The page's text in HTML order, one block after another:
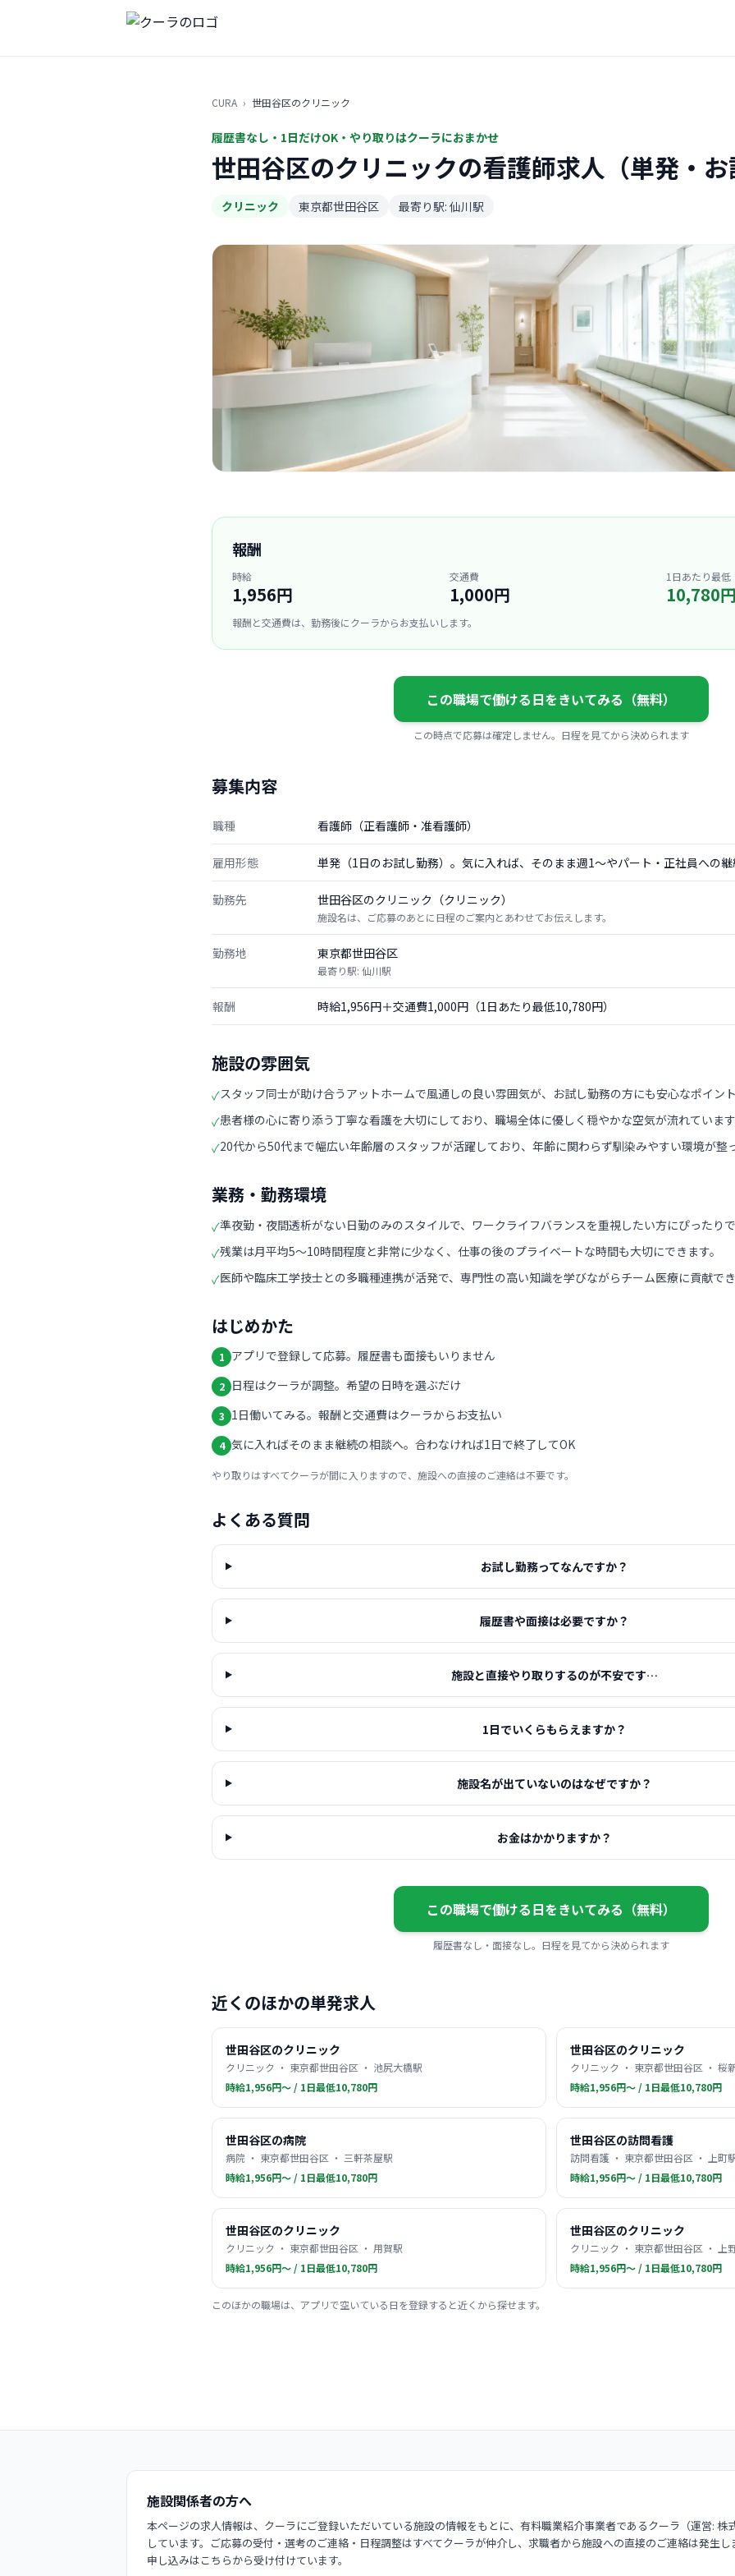
CURA › 世田谷区のクリニック
履歴書なし・1日だけOK・やり取りはクーラにおまかせ
世田谷区のクリニックの看護師求人（単発・お
クリニック 東京都世田谷区 最寄り駅: 仙川駅
報酬
時給
1,956円
交通費
1,000円
1日あたり最低
10,780円
報酬と交通費は、勤務後にクーラからお支払いします。
この職場で働ける日をきいてみる（無料）
この時点で応募は確定しません。日程を見てから決められます
募集内容
職種 看護師（正看護師・准看護師）
雇用形態 単発（1日のお試し勤務）。気に入れば、そのまま週1〜やパート・正社員への継
勤務先 世田谷区のクリニック（クリニック）
施設名は、ご応募のあとに日程のご案内とあわせてお伝えします。
勤務地 東京都世田谷区
最寄り駅: 仙川駅
報酬 時給1,956円＋交通費1,000円（1日あたり最低10,780円）
施設の雰囲気
✓スタッフ同士が助け合うアットホームで風通しの良い雰囲気が、お試し勤務の方にも安心なポイント
✓患者様の心に寄り添う丁寧な看護を大切にしており、職場全体に優しく穏やかな空気が流れています
✓20代から50代まで幅広い年齢層のスタッフが活躍しており、年齢に関わらず馴染みやすい環境が整っ
業務・勤務環境
✓準夜勤・夜間透析がない日勤のみのスタイルで、ワークライフバランスを重視したい方にぴったりで
✓残業は月平均5〜10時間程度と非常に少なく、仕事の後のプライベートな時間も大切にできます。
✓医師や臨床工学技士との多職種連携が活発で、専門性の高い知識を学びながらチーム医療に貢献でき
はじめかた
1 アプリで登録して応募。履歴書も面接もいりません
2 日程はクーラが調整。希望の日時を選ぶだけ
3 1日働いてみる。報酬と交通費はクーラからお支払い
4 気に入ればそのまま継続の相談へ。合わなければ1日で終了してOK
やり取りはすべてクーラが間に入りますので、施設への直接のご連絡は不要です。
よくある質問
お試し勤務ってなんですか？
履歴書や面接は必要ですか？
施設と直接やり取りするのが不安です…
1日でいくらもらえますか？
施設名が出ていないのはなぜですか？
お金はかかりますか？
この職場で働ける日をきいてみる（無料）
履歴書なし・面接なし。日程を見てから決められます
近くのほかの単発求人
世田谷区のクリニック
クリニック ・ 東京都世田谷区 ・ 池尻大橋駅
時給1,956円〜 / 1日最低10,780円
世田谷区のクリニック
クリニック ・ 東京都世田谷区 ・ 桜
時給1,956円〜 / 1日最低10,780円
世田谷区の病院
病院 ・ 東京都世田谷区 ・ 三軒茶屋駅
時給1,956円〜 / 1日最低10,780円
世田谷区の訪問看護
訪問看護 ・ 東京都世田谷区 ・ 上町
時給1,956円〜 / 1日最低10,780円
世田谷区のクリニック
クリニック ・ 東京都世田谷区 ・ 用賀駅
時給1,956円〜 / 1日最低10,780円
世田谷区のクリニック
クリニック ・ 東京都世田谷区 ・ 上
時給1,956円〜 / 1日最低10,780円
このほかの職場は、アプリで空いている日を登録すると近くから探せます。
施設関係者の方へ
本ページの求人情報は、クーラにご登録いただいている施設の情報をもとに、有料職業紹介事業者であるクーラ（運営:
しています。ご応募の受付・選考のご連絡・日程調整はすべてクーラが仲介し、求職者から施設への直接のご連絡は発生
申し込みはこちらから受け付けています。